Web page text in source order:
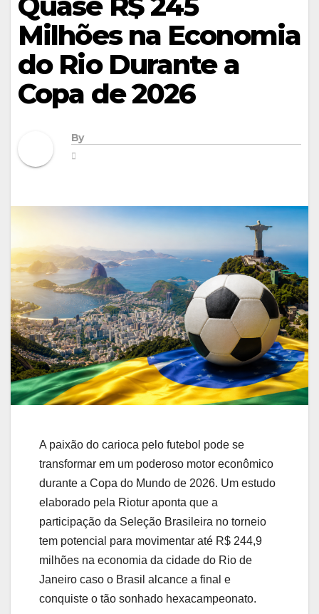
Milhões na Economia
do Rio Durante a
Copa de 2026
By
A paixão do carioca pelo futebol pode se
transformar em um poderoso motor econômico
durante a Copa do Mundo de 2026. Um estudo
elaborado pela Riotur aponta que a
participação da Seleção Brasileira no torneio
tem potencial para movimentar até R$ 244,9
milhões na economia da cidade do Rio de
Janeiro caso o Brasil alcance a final e
conquiste o tão sonhado hexacampeonato.